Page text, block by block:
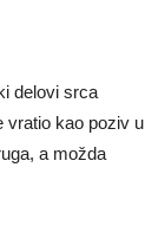
delovi srca
vratio kao poziv u
a možda